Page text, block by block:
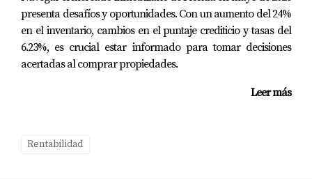
Preguntas Frecuentes
¿Cuál es más rentable: alquilar a largo plazo o
por Airbnb?
La rentabilidad depende de varios factores como
presenta desafíos y oportunidades. Con un aumento del 24%
en el inventario, cambios en el puntaje crediticio y tasas del
6.23%, es crucial estar informado para tomar decisiones
acertadas al comprar propiedades.
Leer más
Rentabilidad